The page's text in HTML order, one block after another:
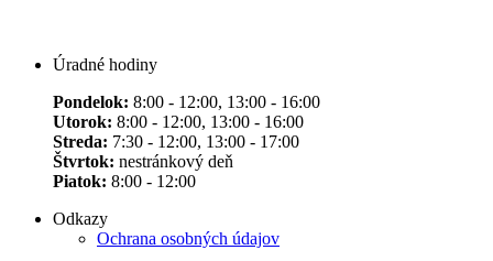
Úradné hodiny
Pondelok: 8:00 - 12:00, 13:00 - 16:00
Utorok: 8:00 - 12:00, 13:00 - 16:00
Streda: 7:30 - 12:00, 13:00 - 17:00
Štvrtok: nestránkový deň
Piatok: 8:00 - 12:00
Odkazy
Ochrana osobných údajov